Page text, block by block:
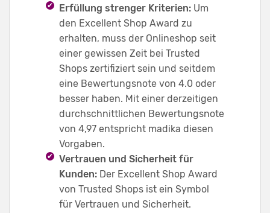
Erfüllung strenger Kriterien: Um
den Excellent Shop Award zu
erhalten, muss der Onlineshop seit
einer gewissen Zeit bei Trusted
Shops zertifiziert sein und seitdem
eine Bewertungsnote von 4.0 oder
besser haben. Mit einer derzeitigen
durchschnittlichen Bewertungsnote
von 4,97 entspricht madika diesen
Vorgaben.
Vertrauen und Sicherheit für
Kunden: Der Excellent Shop Award
von Trusted Shops ist ein Symbol
für Vertrauen und Sicherheit.